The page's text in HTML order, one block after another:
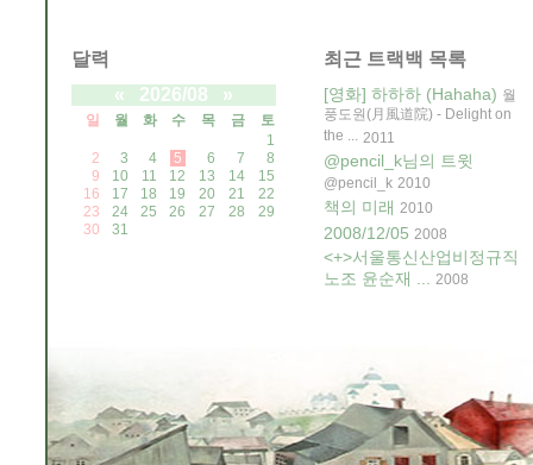
달력
«
2026/08 »
일 월 화 수 목 금
토
1
2
3 4 5 6 7
8
9
10 11 12 13 14
15
16
17 18 19 20 21
22
23
24 25 26 27 28
29
30
31
최근 트랙백 목록
[영화] 하하하 (Hahaha) 월
풍도원(月風道院) - Delight on
the ... 2011
@pencil_k님의 트윗
@pencil_k 2010
책의 미래 2010
2008/12/05 2008
<+>서울통신산업비정규직
노조 윤순재 ...
2008